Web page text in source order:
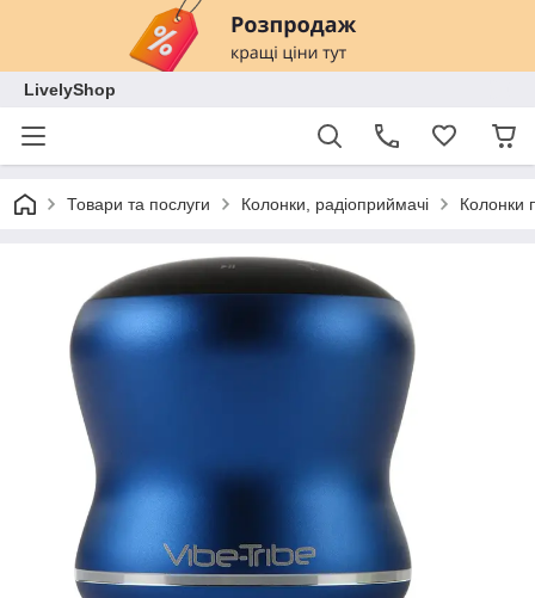
LivelyShop
Товари та послуги Колонки, радіоприймачі Колонки